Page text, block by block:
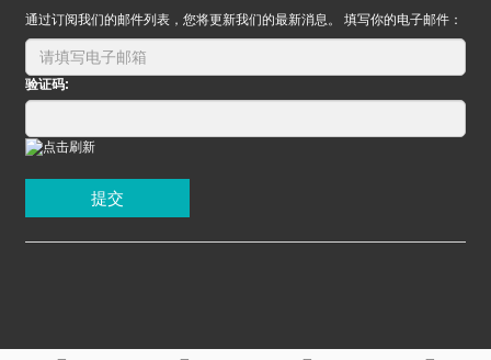
通过订阅我们的邮件列表，您将更新我们的最新消息。 填写你的电子邮件：
验证码:
提交